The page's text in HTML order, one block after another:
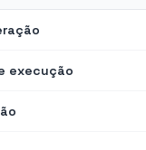
execução